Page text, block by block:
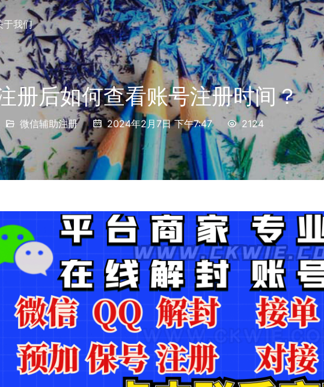
于我们
册后如何查看账号注册时间？
微信辅助注册 2024年2月7日 下午7:47 2124